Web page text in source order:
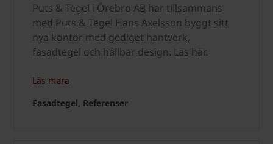
Puts & Tegel i Örebro AB har tillsammans
med Puts & Tegel Hans Axelsson byggt sitt
nya kontor med gediget hantverk,
fasadtegel och hållbar design. Läs här.
Läs mera
Fasadtegel, Referenser